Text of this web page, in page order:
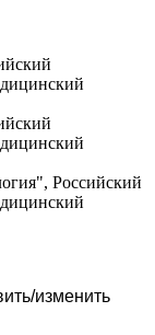
Российский
изменить